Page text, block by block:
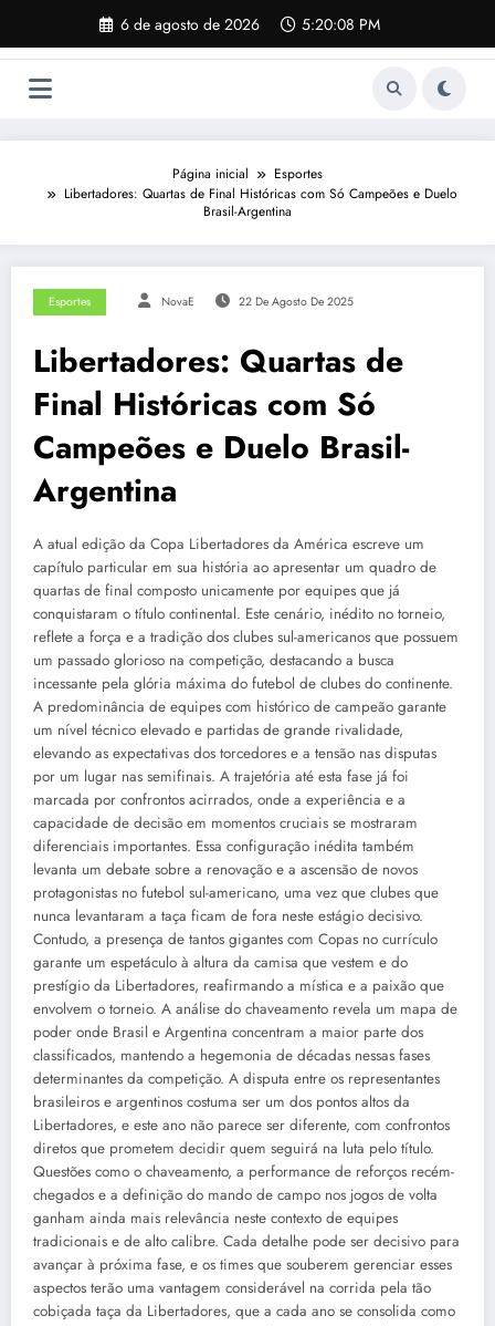
o
6 de agosto de 2026 5:20:09 PM
Página inicial
Esportes
Libertadores: Quartas de Final Históricas com Só Campeões e Duelo
Brasil-Argentina
Esportes NovaE 22 De Agosto De 2025
Libertadores: Quartas de
Final Históricas com Só
Campeões e Duelo Brasil-
Argentina
A atual edição da Copa Libertadores da América escreve um
capítulo particular em sua história ao apresentar um quadro de
quartas de final composto unicamente por equipes que já
conquistaram o título continental. Este cenário, inédito no torneio,
reflete a força e a tradição dos clubes sul-americanos que possuem
um passado glorioso na competição, destacando a busca
incessante pela glória máxima do futebol de clubes do continente.
A predominância de equipes com histórico de campeão garante
um nível técnico elevado e partidas de grande rivalidade,
elevando as expectativas dos torcedores e a tensão nas disputas
por um lugar nas semifinais. A trajetória até esta fase já foi
marcada por confrontos acirrados, onde a experiência e a
capacidade de decisão em momentos cruciais se mostraram
diferenciais importantes. Essa configuração inédita também
levanta um debate sobre a renovação e a ascensão de novos
protagonistas no futebol sul-americano, uma vez que clubes que
nunca levantaram a taça ficam de fora neste estágio decisivo.
Contudo, a presença de tantos gigantes com Copas no currículo
garante um espetáculo à altura da camisa que vestem e do
prestígio da Libertadores, reafirmando a mística e a paixão que
envolvem o torneio. A análise do chaveamento revela um mapa de
poder onde Brasil e Argentina concentram a maior parte dos
classificados, mantendo a hegemonia de décadas nessas fases
determinantes da competição. A disputa entre os representantes
brasileiros e argentinos costuma ser um dos pontos altos da
Libertadores, e este ano não parece ser diferente, com confrontos
diretos que prometem decidir quem seguirá na luta pelo título.
Questões como o chaveamento, a performance de reforços recém-
chegados e a definição do mando de campo nos jogos de volta
ganham ainda mais relevância neste contexto de equipes
tradicionais e de alto calibre. Cada detalhe pode ser decisivo para
avançar à próxima fase, e os times que souberem gerenciar esses
aspectos terão uma vantagem considerável na corrida pela tão
cobiçada taça da Libertadores, que a cada ano se consolida como